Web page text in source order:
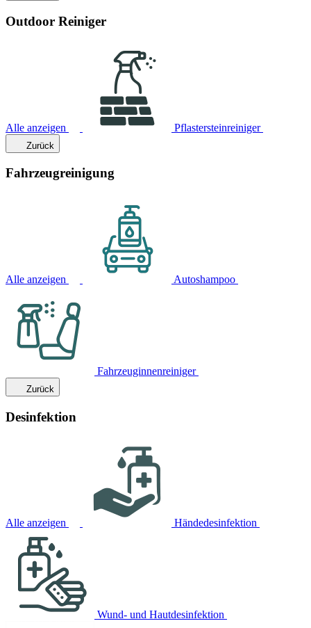
Outdoor Reiniger
Alle anzeigen Pflastersteinreiniger
Zurück
Fahrzeugreinigung
Alle anzeigen Autoshampoo
Fahrzeuginnenreiniger
Zurück
Desinfektion
Alle anzeigen Händedesinfektion
Wund- und Hautdesinfektion